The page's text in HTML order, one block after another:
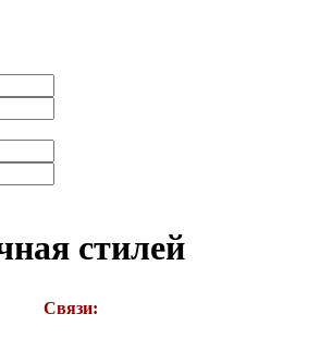
стилей
Связи: